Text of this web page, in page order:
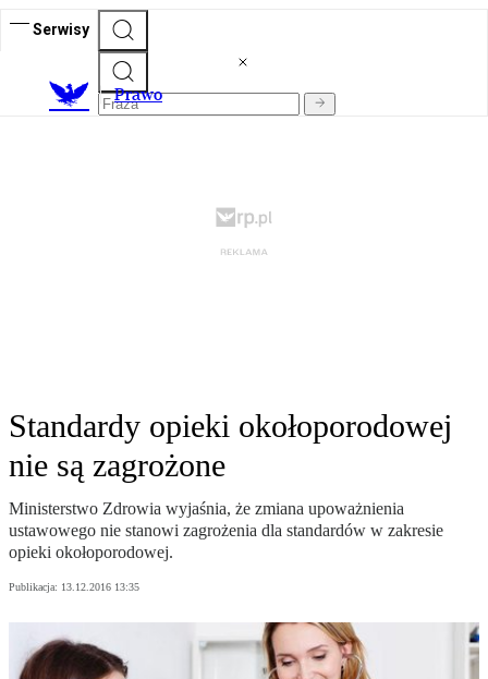
Serwisy
Prawo
Standardy opieki okołoporodowej
nie są zagrożone
Ministerstwo Zdrowia wyjaśnia, że zmiana upoważnienia
ustawowego nie stanowi zagrożenia dla standardów w zakresie
opieki okołoporodowej.
Publikacja: 13.12.2016 13:35